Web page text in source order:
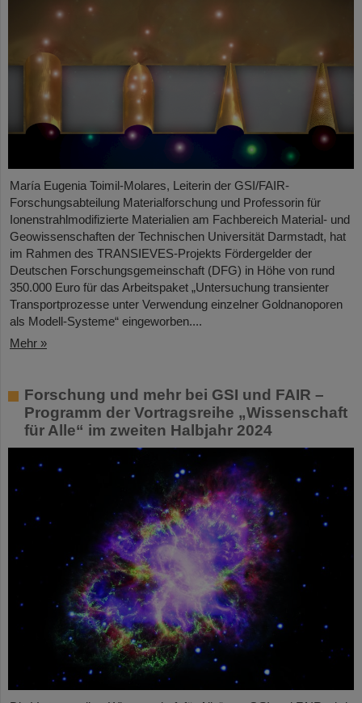
María Eugenia Toimil-Molares, Leiterin der GSI/FAIR-
Forschungsabteilung Materialforschung und Professorin für
Ionenstrahlmodifizierte Materialien am Fachbereich Material- und
Geowissenschaften der Technischen Universität Darmstadt, hat
im Rahmen des TRANSIEVES-Projekts Fördergelder der
Deutschen Forschungsgemeinschaft (DFG) in Höhe von rund
350.000 Euro für das Arbeitspaket „Untersuchung transienter
Transportprozesse unter Verwendung einzelner Goldnanoporen
als Modell-Systeme“ eingeworben....
Mehr »
Forschung und mehr bei GSI und FAIR –
Programm der Vortragsreihe „Wissenschaft
für Alle“ im zweiten Halbjahr 2024